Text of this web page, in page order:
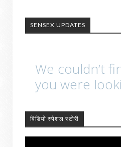
SENSEX UPDATES
विडियो स्पेशल स्टोरी